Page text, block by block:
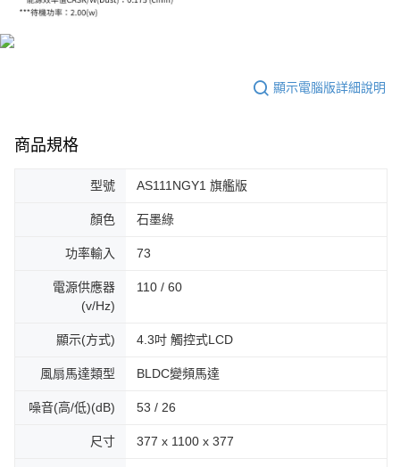
顯示電腦版詳細說明
商品規格
型號 AS111NGY1 旗艦版
顏色 石墨綠
功率輸入 73
電源供應器
(v/Hz)
110 / 60
顯示(方式) 4.3吋 觸控式LCD
風扇馬達類型 BLDC變頻馬達
噪音(高/低)(dB) 53 / 26
尺寸 377 x 1100 x 377